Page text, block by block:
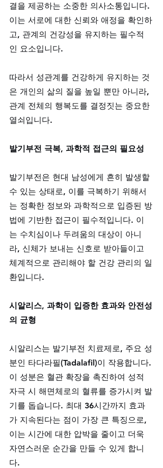
결을 제공하는 소중한 의사소통입니다.
이는 서로에 대한 신뢰와 애정을 확인하
고, 관계의 건강성을 유지하는 필수적
인 요소입니다.
따라서 성관계를 건강하게 유지하는 것
은 개인의 삶의 질을 높일 뿐만 아니라,
관계 전체의 행복도를 결정짓는 중요한
열쇠입니다.
발기부전 극복, 과학적 접근의 필요성
발기부전은 현대 남성에게 흔히 발생할
수 있는 상태로, 이를 극복하기 위해서
는 정확한 정보와 과학적으로 입증된 방
법에 기반한 접근이 필수적입니다. 이
는 수치심이나 두려움의 대상이 아니
라, 신체가 보내는 신호로 받아들이고
체계적으로 관리해야 할 건강 관리의 일
환입니다.
시알리스, 과학이 입증한 효과와 안전성
의 균형
시알리스는 발기부전 치료제로, 주요 성
분인 타다라필(Tadalafil)이 작용합니다.
이 성분은 혈관 확장을 촉진하여 성적
자극 시 해면체로의 혈류를 증가시켜 발
기를 돕습니다. 최대 36시간까지 효과
가 지속된다는 점이 가장 큰 특징으로,
이는 시간에 대한 압박을 줄이고 더욱
자연스러운 순간을 만들 수 있게 합니
다.